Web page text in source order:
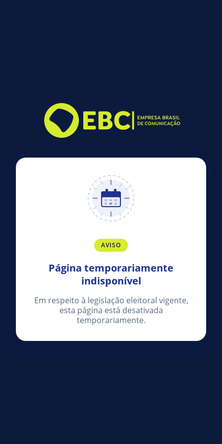
AVISO
Página temporariamente
indisponível
Em respeito à legislação eleitoral vigente,
esta página está desativada
temporariamente.